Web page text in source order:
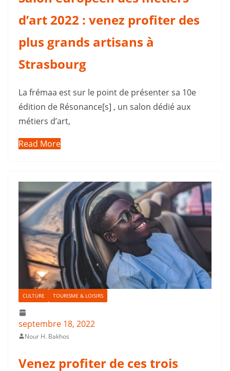
d’art 2022 : venez profiter des
plus grands artisans à
Strasbourg
La frémaa est sur le point de présenter sa 10e
édition de Résonance[s] , un salon dédié aux
métiers d’art,
Read More
CULTURE TOURISME & LOISIRS
septembre 18, 2022
Nour H. Bakhos
Venez profiter de ces trois